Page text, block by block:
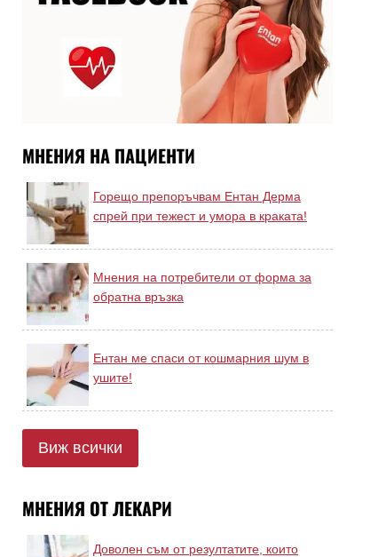
МНЕНИЯ НА ПАЦИЕНТИ
Горещо препоръчвам Ентан Дерма
спрей при тежест и умора в краката!
Мнения на потребители от форма за
обратна връзка
Ентан ме спаси от кошмарния шум в
ушите!
Виж всички
МНЕНИЯ ОТ ЛЕКАРИ
Доволен съм от резултатите, които